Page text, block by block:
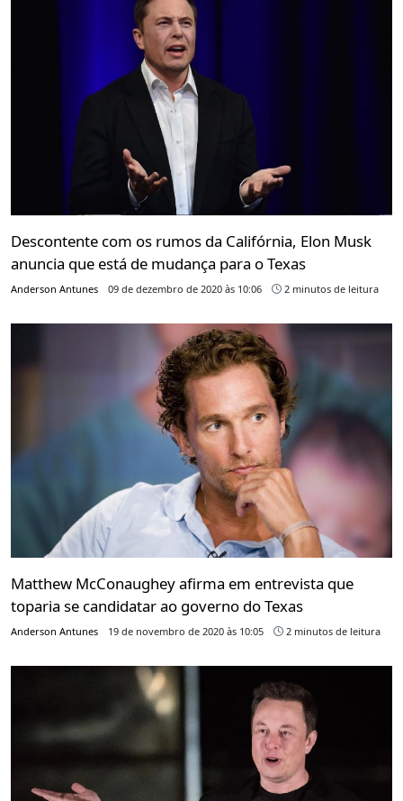
Descontente com os rumos da Califórnia, Elon Musk
anuncia que está de mudança para o Texas
Anderson Antunes 09 de dezembro de 2020 às 10:06 2 minutos de leitura
Matthew McConaughey afirma em entrevista que
toparia se candidatar ao governo do Texas
Anderson Antunes 19 de novembro de 2020 às 10:05 2 minutos de leitura